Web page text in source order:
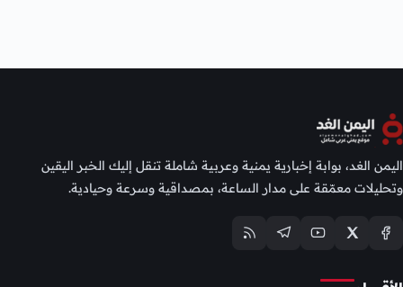
اليمن الغد، بوابة إخبارية يمنية وعربية شاملة تنقل إليك الخبر اليقين
وتحليلات معمّقة على مدار الساعة، بمصداقية وسرعة وحيادية.